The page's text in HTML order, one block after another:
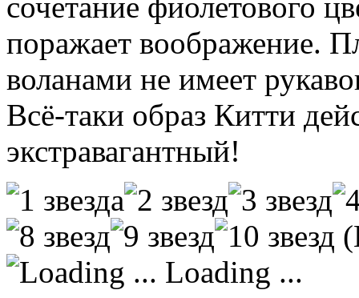
поражает воображение.
воланами не имеет
Всё-таки образ Китти
экстравагантный!
Loading ...